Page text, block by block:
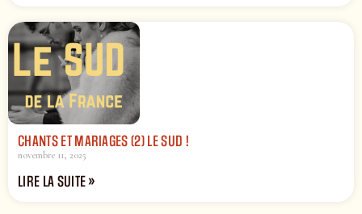
CHANTS ET MARIAGES (2) LE SUD !
novembre 11, 2025
LIRE LA SUITE »